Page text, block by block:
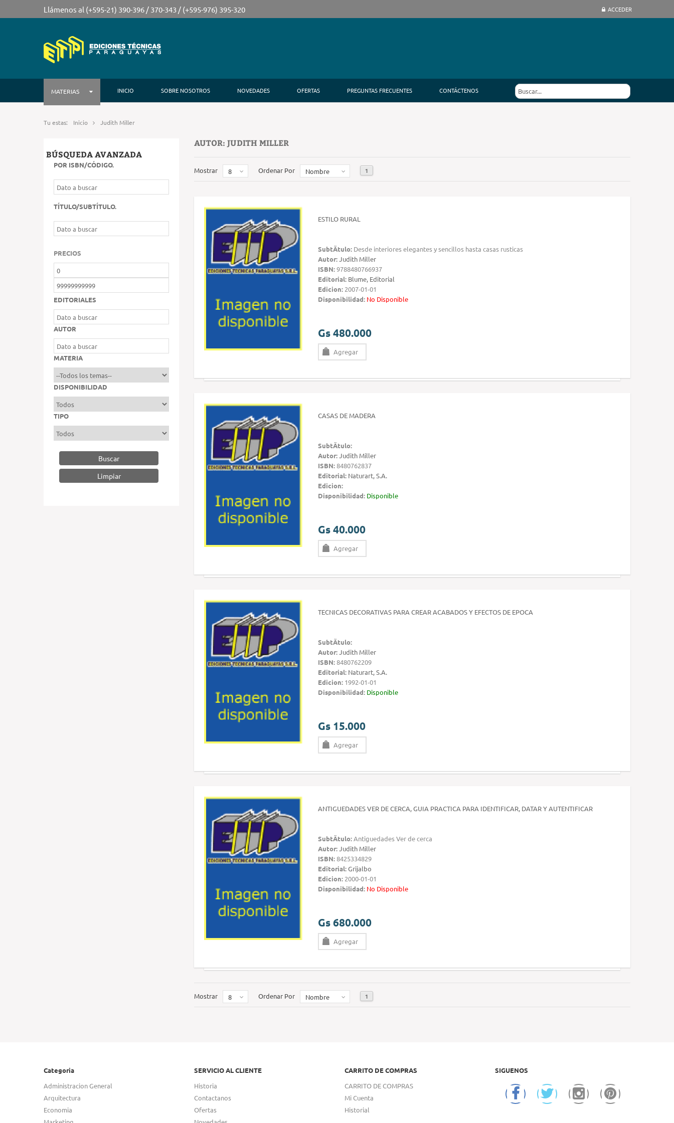
Llámenos al (+595-21) 390-396 / 370-343 / (+595-976) 395-320 ACCEDER
MATERIAS INICIO SOBRE NOSOTROS NOVEDADES OFERTAS PREGUNTAS FRECUENTES CONTÁCTENOS
Tu estas: Inicio Judith Miller
BÚSQUEDA AVANZADA
POR ISBN/CÓDIGO.
TÍTULO/SUBTÍTULO.
PRECIOS
EDITORIALES
AUTOR
MATERIA
DISPONIBILIDAD
TIPO
Buscar
AUTOR: JUDITH MILLER
Mostrar 8 Ordenar Por Nombre 1
ESTILO RURAL
SubtÃ­tulo: Desde interiores elegantes y sencillos hasta casas rusticas
Autor:Judith Miller
ISBN:9788480766937
Editorial: Blume, Editorial
Edicion: 2007-01-01
Disponibilidad: No Disponible
Gs 480.000
Agregar
CASAS DE MADERA
SubtÃ­tulo:
Autor:Judith Miller
ISBN:8480762837
Editorial: Naturart, S.A.
Edicion:
Disponibilidad: Disponible
Gs 40.000
Agregar
TECNICAS DECORATIVAS PARA CREAR ACABADOS Y EFECTOS DE EPOCA
SubtÃ­tulo:
Autor:Judith Miller
ISBN:8480762209
Editorial: Naturart, S.A.
Edicion: 1992-01-01
Disponibilidad: Disponible
Gs 15.000
Agregar
ANTIGUEDADES VER DE CERCA, GUIA PRACTICA PARA IDENTIFICAR, DATAR Y AUTENTIFICAR
SubtÃ­tulo:Antiguedades Ver de cerca
Autor:Judith Miller
ISBN:8425334829
Editorial:Grijalbo
Edicion: 2000-01-01
Disponibilidad: No Disponible
Gs 680.000
Agregar
Mostrar 8 Ordenar Por Nombre 1
Categoria
Administracion General
Arquitectura
Economia
SERVICIO AL CLIENTE
Historia
Contactanos
Ofertas
CARRITO DE COMPRAS
CARRITO DE COMPRAS
Mi Cuenta
Historial
SIGUENOS